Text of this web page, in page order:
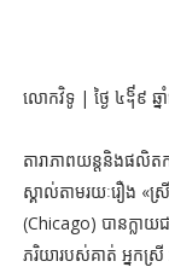
លោកវិទូ | ថ្ងៃ ៤᧩៩
តារាភាពយន្តនិងផលិត
ស្គាល់តាមរយៈរឿង «
(Chicago) បានក្លា
ភរិយារបស់គាត់ អ្នកស្រី